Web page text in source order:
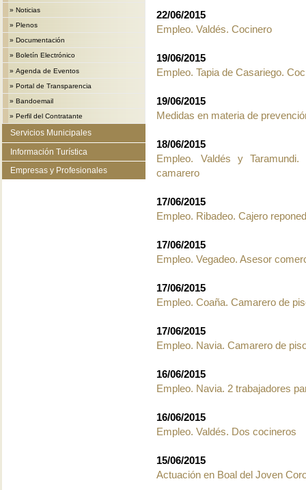
» Noticias
» Plenos
» Documentación
» Boletín Electrónico
» Agenda de Eventos
» Portal de Transparencia
» Bandoemail
» Perfil del Contratante
Servicios Municipales
Información Turística
Empresas y Profesionales
22/06/2015
Empleo. Valdés. Cocinero
19/06/2015
Empleo. Tapia de Casariego.
19/06/2015
Medidas en materia de
18/06/2015
Empleo. Valdés y
camarero
17/06/2015
Empleo. Ribadeo. Cajero
17/06/2015
Empleo. Vegadeo. Asesor
17/06/2015
Empleo. Coaña. Camarero de
17/06/2015
Empleo. Navia. Camarero de
16/06/2015
Empleo. Navia. 2 trabajadores
16/06/2015
Empleo. Valdés. Dos cocineros
15/06/2015
Actuación en Boal del Joven